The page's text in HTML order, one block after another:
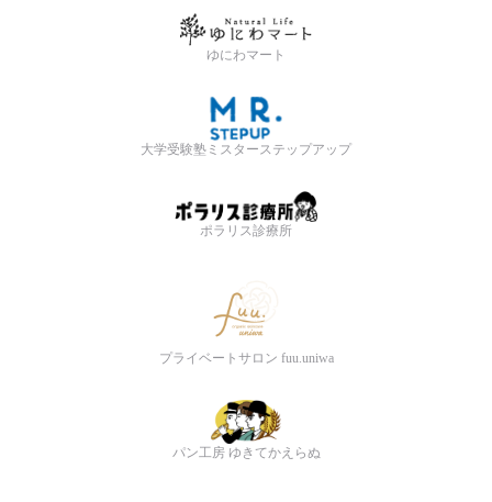
ゆにわマート
大学受験塾ミスターステップアップ
ポラリス診療所
プライベートサロン fuu.uniwa
パン工房 ゆきてかえらぬ